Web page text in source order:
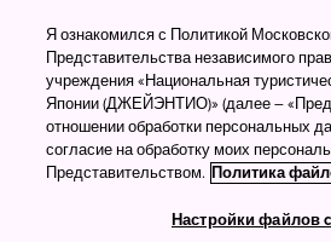
Учим
Путешествие по
покупок:
Я ознакомился с Политикой
Представительства независимого
учреждения «Национальная
Японии (ДЖЕЙЭНТИО)» (далее –
отношении обработки персональных
согласие на обработку моих
Представительством. Политика
Настройки файлов